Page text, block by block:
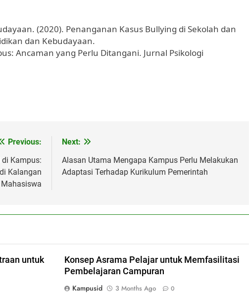
(2020). Penanganan Kasus Bullying di Sekolah dan
dan Kebudayaan.
Ancaman yang Perlu Ditangani. Jurnal Psikologi
Previous:
Kampus:
Kalangan
Mahasiswa
Next:
Alasan Utama Mengapa Kampus Perlu Melakukan
Adaptasi Terhadap Kurikulum Pemerintah
untuk
Konsep Asrama Pelajar untuk Memfasilitasi
Pembelajaran Campuran
Kampusid
3 Months Ago 0